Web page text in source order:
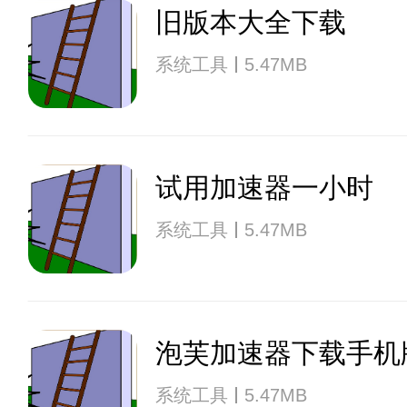
旧版本大全下载
系统工具 5.47MB
试用加速器一小时
系统工具 5.47MB
泡芙加速器下载手
系统工具 5.47MB